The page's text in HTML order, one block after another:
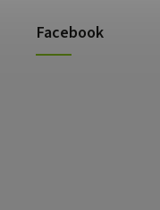
Facebook